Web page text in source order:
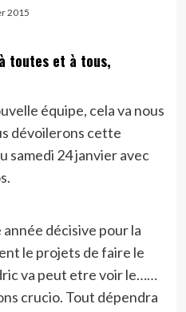
2015
toutes et à tous,
équipe, cela va nous
dévoilerons cette
samedi 24 janvier avec
décisive pour la
le projets de faire le
va peut etre voir le……
crucio. Tout dépendra